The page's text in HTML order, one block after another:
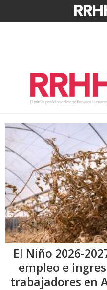
El Niño 2026-
empleo e
trabajadores en